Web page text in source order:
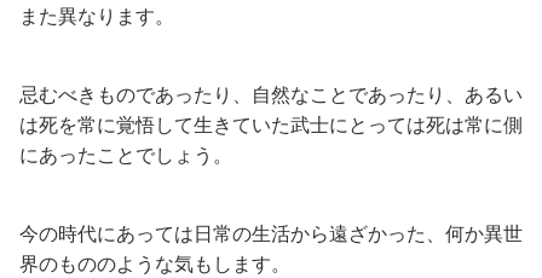
また異なります。
忌むべきものであったり、自然なことであったり、あるい
は死を常に覚悟して生きていた武士にとっては死は常に側
にあったことでしょう。
今の時代にあっては日常の生活から遠ざかった、何か異世
界のもののような気もします。